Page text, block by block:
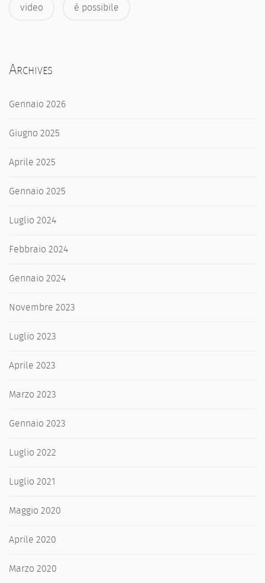
video è possibile
Archives
Gennaio 2026
Giugno 2025
Aprile 2025
Gennaio 2025
Luglio 2024
Febbraio 2024
Gennaio 2024
Novembre 2023
Luglio 2023
Aprile 2023
Marzo 2023
Gennaio 2023
Luglio 2022
Luglio 2021
Maggio 2020
Aprile 2020
Marzo 2020